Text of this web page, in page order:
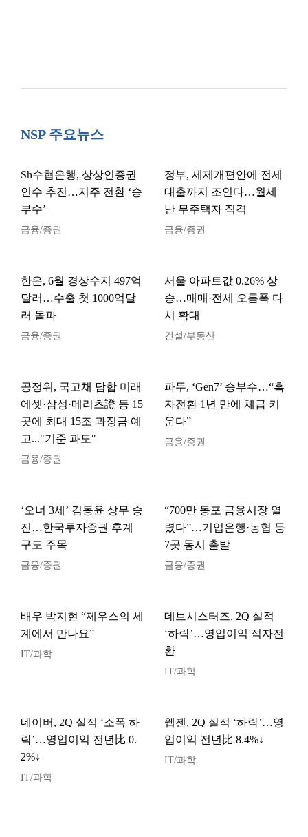
NSP 주요뉴스
Sh수협은행, 상상인증권
인수 추진…지주 전환 ‘승
부수’
금융/증권
정부, 세제개편안에 전세
대출까지 조인다…월세
난 무주택자 직격
금융/증권
한은, 6월 경상수지 497억
달러…수출 첫 1000억달
러 돌파
금융/증권
서울 아파트값 0.26% 상
승…매매·전세 오름폭 다
시 확대
건설/부동산
공정위, 국고채 담합 미래
에셋·삼성·메리츠證 등 15
곳에 최대 15조 과징금 예
고..."기준 과도"
금융/증권
파두, ‘Gen7’ 승부수…“흑
자전환 1년 만에 체급 키
운다”
금융/증권
‘오너 3세’ 김동윤 상무 승
진…한국투자증권 후계
구도 주목
금융/증권
“700만 동포 금융시장 열
렸다”…기업은행·농협 등
7곳 동시 출발
금융/증권
배우 박지현 “제우스의 세
계에서 만나요”
IT/과학
데브시스터즈, 2Q 실적
‘하락’…영업이익 적자전
환
IT/과학
네이버, 2Q 실적 ‘소폭 하
락’…영업이익 전년比 0.
2%↓
IT/과학
웹젠, 2Q 실적 ‘하락’…영
업이익 전년比 8.4%↓
IT/과학